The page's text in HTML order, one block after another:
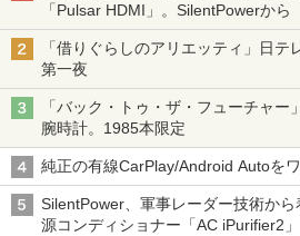
「Pulsar HDMI」。SilentPowerから
「借りぐらしのアリエッティ」日
第一夜
「バック・トゥ・ザ・フューチャ
腕時計。1985本限定
純正の有線CarPlay/Android Autoを
SilentPower、軍事レーダー技術か
源コンディショナー「AC iPurifier2」